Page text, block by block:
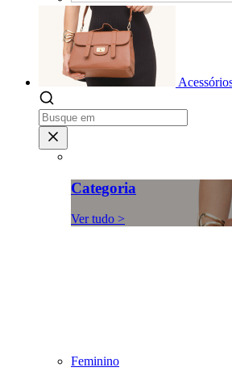
Categoria
Ver tudo >
Feminino